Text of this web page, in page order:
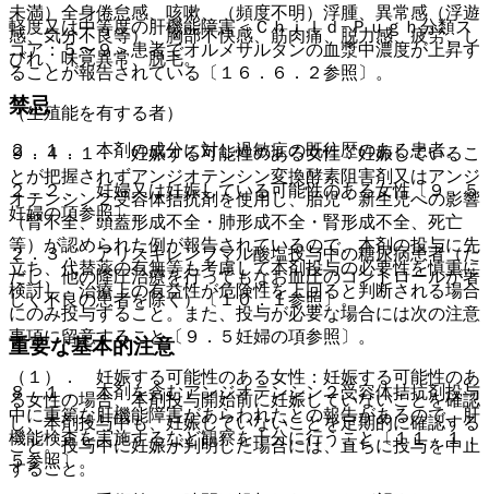
軽度又は中等度の肝機能障害＜Ｃｈｉｌｄ−Ｐｕｇｈ分類ス
コア：５〜９＞患者でオルメサルタンの血漿中濃度が上昇す
ることが報告されている〔１６．６．２参照〕。
（生殖能を有する者）
９．４．１． 妊娠する可能性のある女性：妊娠しているこ
とが把握されずアンジオテンシン変換酵素阻害剤又はアンジ
オテンシン２受容体拮抗剤を使用し、胎児・新生児への影響
（腎不全、頭蓋形成不全・肺形成不全・腎形成不全、死亡
等）が認められた例が報告されているので、本剤の投与に先
立ち、代替薬の有無等も考慮して本剤投与の必要性を慎重に
検討し、治療上の有益性が危険性を上回ると判断される場合
にのみ投与すること。また、投与が必要な場合には次の注意
事項に留意すること〔９．５妊婦の項参照〕。
（１）． 妊娠する可能性のある女性：妊娠する可能性のあ
る女性の場合、本剤投与開始前に妊娠していないことを確認
し、本剤投与中も、妊娠していないことを定期的に確認する
こと。投与中に妊娠が判明した場合には、直ちに投与を中止
すること。
未満）全身倦怠感、咳嗽、（頻度不明）浮腫、異常感（浮遊
感、気分不良等）、胸部不快感、筋肉痛、脱力感、疲労、し
びれ、味覚異常、脱毛。
禁忌
２．１． 本剤の成分に対し過敏症の既往歴のある患者。
２．２． 妊婦又は妊娠している可能性のある女性〔９．５
妊婦の項参照〕。
２．３． アリスキレンフマル酸塩投与中の糖尿病患者（た
だし、他の降圧治療を行ってもなお血圧のコントロールが著
しく不良の患者を除く）〔１０．１参照〕。
重要な基本的注意
８．１． 本剤を含むアンジオテンシン２受容体拮抗剤投与
中に重篤な肝機能障害があらわれたとの報告があるので、肝
機能検査を実施するなど観察を十分に行うこと〔１１．１．
５参照〕。